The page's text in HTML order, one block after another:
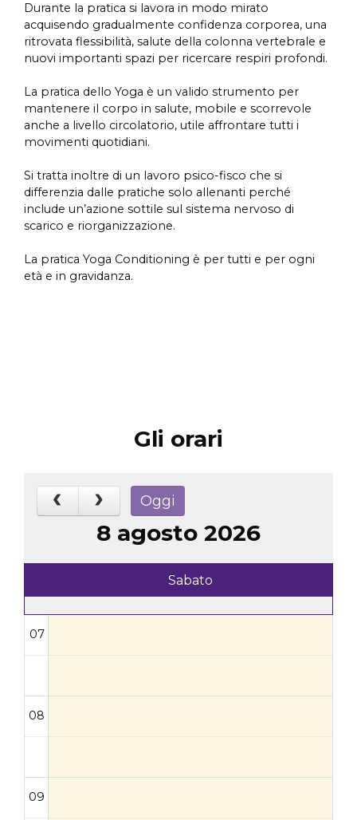
Durante la pratica si lavora in modo mirato
acquisendo gradualmente confidenza corporea, una
ritrovata flessibilità, salute della colonna vertebrale e
nuovi importanti spazi per ricercare respiri profondi.
La pratica dello Yoga è un valido strumento per
mantenere il corpo in salute, mobile e scorrevole
anche a livello circolatorio, utile affrontare tutti i
movimenti quotidiani.
Si tratta inoltre di un lavoro psico-fisco che si
differenzia dalle pratiche solo allenanti perché
include un’azione sottile sul sistema nervoso di
scarico e riorganizzazione.
La pratica Yoga Conditioning è per tutti e per ogni
età e in gravidanza.
Gli orari
Oggi
8 agosto 2026
Sabato
07
08
09